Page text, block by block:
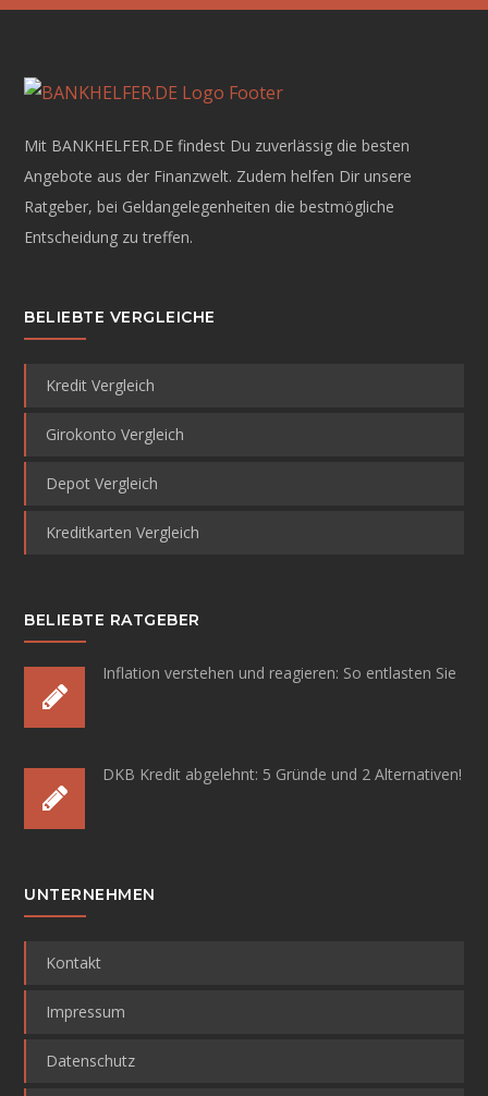
Mit BANKHELFER.DE findest Du zuverlässig die besten
Angebote aus der Finanzwelt. Zudem helfen Dir unsere
Ratgeber, bei Geldangelegenheiten die bestmögliche
Entscheidung zu treffen.
BELIEBTE VERGLEICHE
Kredit Vergleich
Girokonto Vergleich
Depot Vergleich
Kreditkarten Vergleich
BELIEBTE RATGEBER
Inflation verstehen und reagieren: So entlasten Sie
DKB Kredit abgelehnt: 5 Gründe und 2 Alternativen!
UNTERNEHMEN
Kontakt
Impressum
Datenschutz